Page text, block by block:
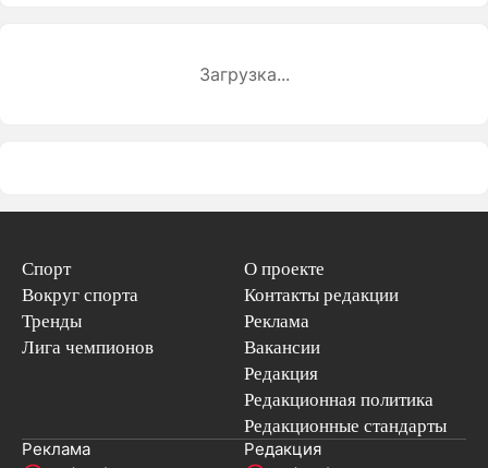
Загрузка...
Спорт
Вокруг спорта
Тренды
Лига чемпионов
О проекте
Контакты редакции
Реклама
Вакансии
Редакция
Редакционная политика
Редакционные стандарты
Реклама Редакция